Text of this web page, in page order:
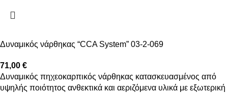
Δυναμικός νάρθηκας “CCA System” 03-2-069
71,00 €
Δυναμικός πηχεοκαρπικός νάρθηκας κατασκευασμένος από
υψηλής ποιότητoς ανθεκτικά και αεριζόμενα υλικά με εξωτερική